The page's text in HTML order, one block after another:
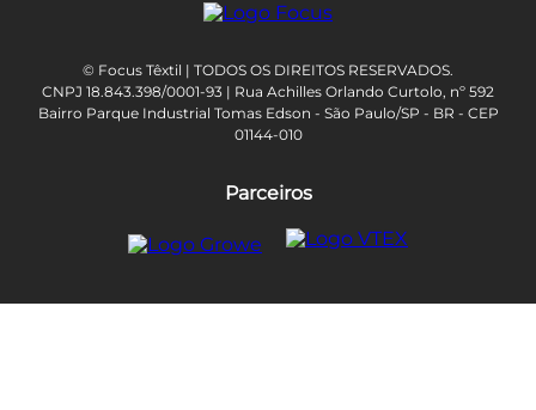
© Focus Têxtil | TODOS OS DIREITOS RESERVADOS.
CNPJ 18.843.398/0001-93 | Rua Achilles Orlando Curtolo, nº 592
Bairro Parque Industrial Tomas Edson - São Paulo/SP - BR - CEP
01144-010
Parceiros